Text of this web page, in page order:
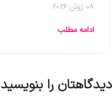
08 ژوئن 2026
ادامه مطلب
دیدگاهتان را بنویسید